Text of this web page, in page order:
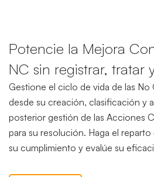
Potencie la Mejora
NC sin registrar, tratar
Gestione el ciclo de vida de las No
desde su creación, clasificación y
posterior gestión de las Acciones
para su resolución. Haga el reparto
su cumplimiento y evalúe su